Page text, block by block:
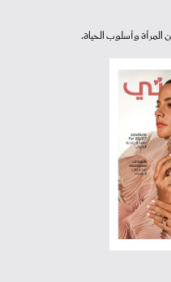
وأسلوب الحياة.